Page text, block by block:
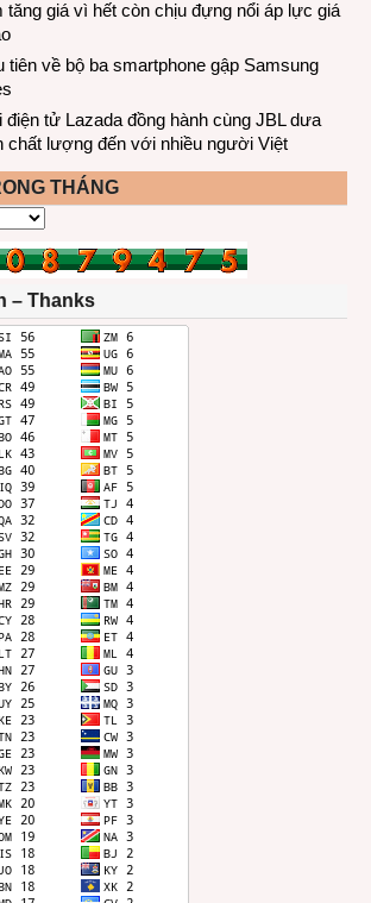
tăng giá vì hết còn chịu đựng nổi áp lực giá
tiên về bộ ba smartphone gập Samsung
tử Lazada đồng hành cùng JBL dưa
chất lượng đến với nhiều người Việt
THÁNG
– Thanks